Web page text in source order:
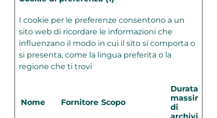
I cookie per le preferenze consentono a un
sito web di ricordare le informazioni che
influenzano il modo in cui il sito si comporta o
si presenta, come la lingua preferita o la
regione che ti trovi
Nome Fornitore Scopo
Durata
massima
di